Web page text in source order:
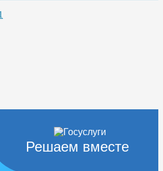
Решаем вместе